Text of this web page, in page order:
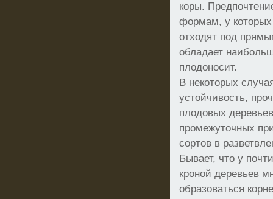
коры.
формам, у которых
отходят под
обладает
плодоносит.
В некоторых
устойчивость,
плодовых
промежуточных
сортов в
Бывает, что у
кроной деревьев
образоваться